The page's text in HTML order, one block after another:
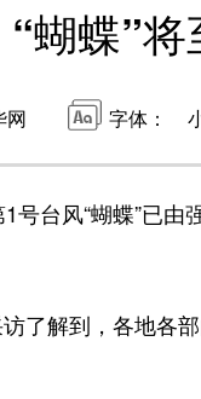
蝴蝶”
网 字体：
台风“蝴蝶”已由
了解到，各地各